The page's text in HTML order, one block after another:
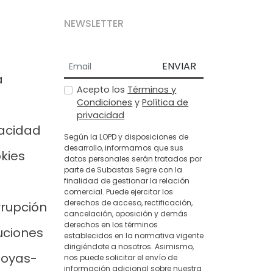
NEWSLETTER
ENVIAR
Acepto los Términos y
Condiciones yPolítica de
privacidad
Según la LOPD y disposiciones de
desarrollo, informamos que sus
datos personales serán tratados por
parte de Subastas Segre con la
finalidad de gestionar la relación
comercial. Puede ejercitar los
derechos de acceso, rectificación,
cancelación, oposición y demás
derechos en los términos
establecidos en la normativa vigente
dirigiéndote a nosotros. Asimismo,
nos puede solicitar el envío de
información adicional sobre nuestra